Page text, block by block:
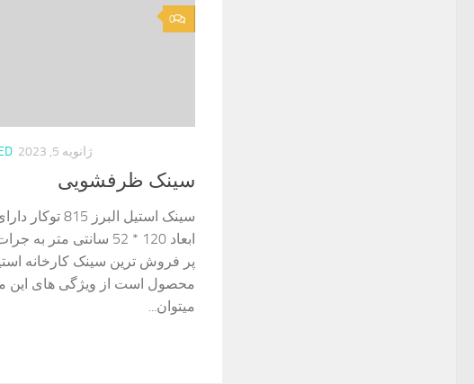
0
ژانویه 5, 2023
سینک ظرفشویی
سینک استیل البرز
ابعاد 120 * 52 سانتی متر
پر فروش ترین سینک کارخانه
محصول است از ویژگی های این
میتوان...